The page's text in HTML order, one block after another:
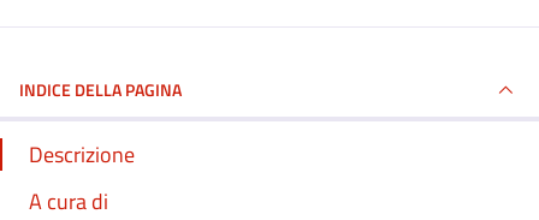
INDICE DELLA PAGINA
Descrizione
A cura di